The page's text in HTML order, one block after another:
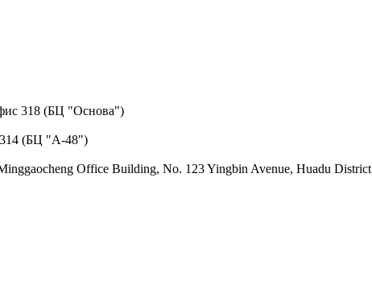
318 (БЦ "Основа")
314 (БЦ "А-48")
Office Building, No. 123 Yingbin Avenue, Huadu District